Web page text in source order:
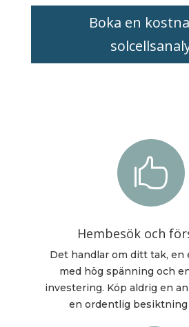
Boka en

Hembesök och
Det handlar om ditt tak, en
med hög spänning och
investering. Köp aldrig en
en ordentlig besiktning